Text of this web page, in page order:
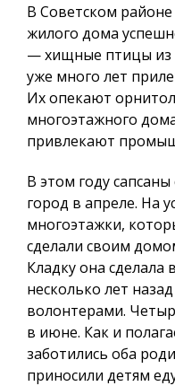
В Советском
жилого дома
— хищные птицы из
уже много лет
Их опекают
многоэтажного
привлекают
В этом году
город в апреле. На
многоэтажки,
сделали своим
Кладку она сделала
несколько лет
волонтерами.
в июне. Как и
заботились оба
приносили детям